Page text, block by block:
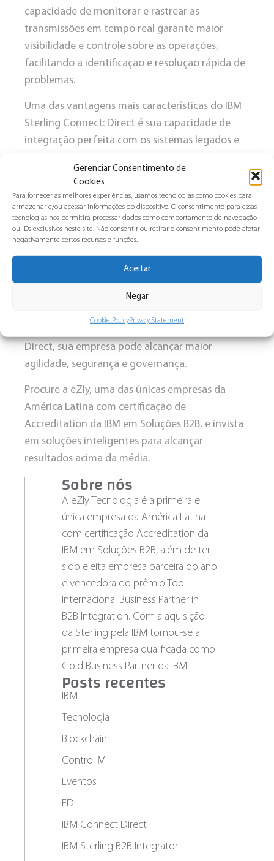
Gerenciar Consentimento de
Cookies
Para fornecer as melhores experiências, usamos tecnologias como cookies para
armazenar e/ou acessar informações do dispositivo. O consentimento para essas
tecnologias nos permitirá processar dados como comportamento de navegação
ou IDs exclusivos neste site. Não consentir ou retirar o consentimento pode afetar
negativamente certos recursos e funções.
Aceitar
Negar
Cookie PolicyPrivacy Statement
capacidade de monitorar e rastrear as
transmissões em tempo real garante maior
visibilidade e controle sobre as operações,
facilitando a identificação e resolução rápida de
problemas.
Uma das vantagens mais características do IBM
Sterling Connect: Direct é sua capacidade de
integração perfeita com os sistemas legados e
Isso significa que as organizações podem
aproveitar os benefícios da solução sem
interromper suas operações atuais
, realizando
uma transição suave e minimizando os custos
associados à implementação de novas
tecnologias.
Direct, sua empresa pode alcançar maior
agilidade, segurança e governança.
Procure a eZly, uma das únicas empresas da
América Latina com certificação de
Accreditation da IBM em Soluções B2B, e invista
em soluções inteligentes para alcançar
resultados acima da média.
Sobre nós
A eZly Tecnologia é a primeira e
única empresa da América Latina
com certificação Accreditation da
IBM em Soluções B2B, além de ter
sido eleita empresa parceira do ano
e vencedora do prêmio Top
Internacional Business Partner in
B2B Integration. Com a aquisição
da Sterling pela IBM tornou-se a
primeira empresa qualificada como
Gold Business Partner da IBM.
Posts recentes
IBM
Tecnologia
Blockchain
Control M
Eventos
EDI
IBM Connect Direct
IBM Sterling B2B Integrator